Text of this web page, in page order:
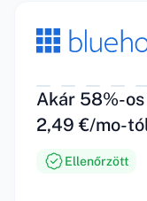
Akár 58%-
2,49 €/mo-
Ellenőrzött